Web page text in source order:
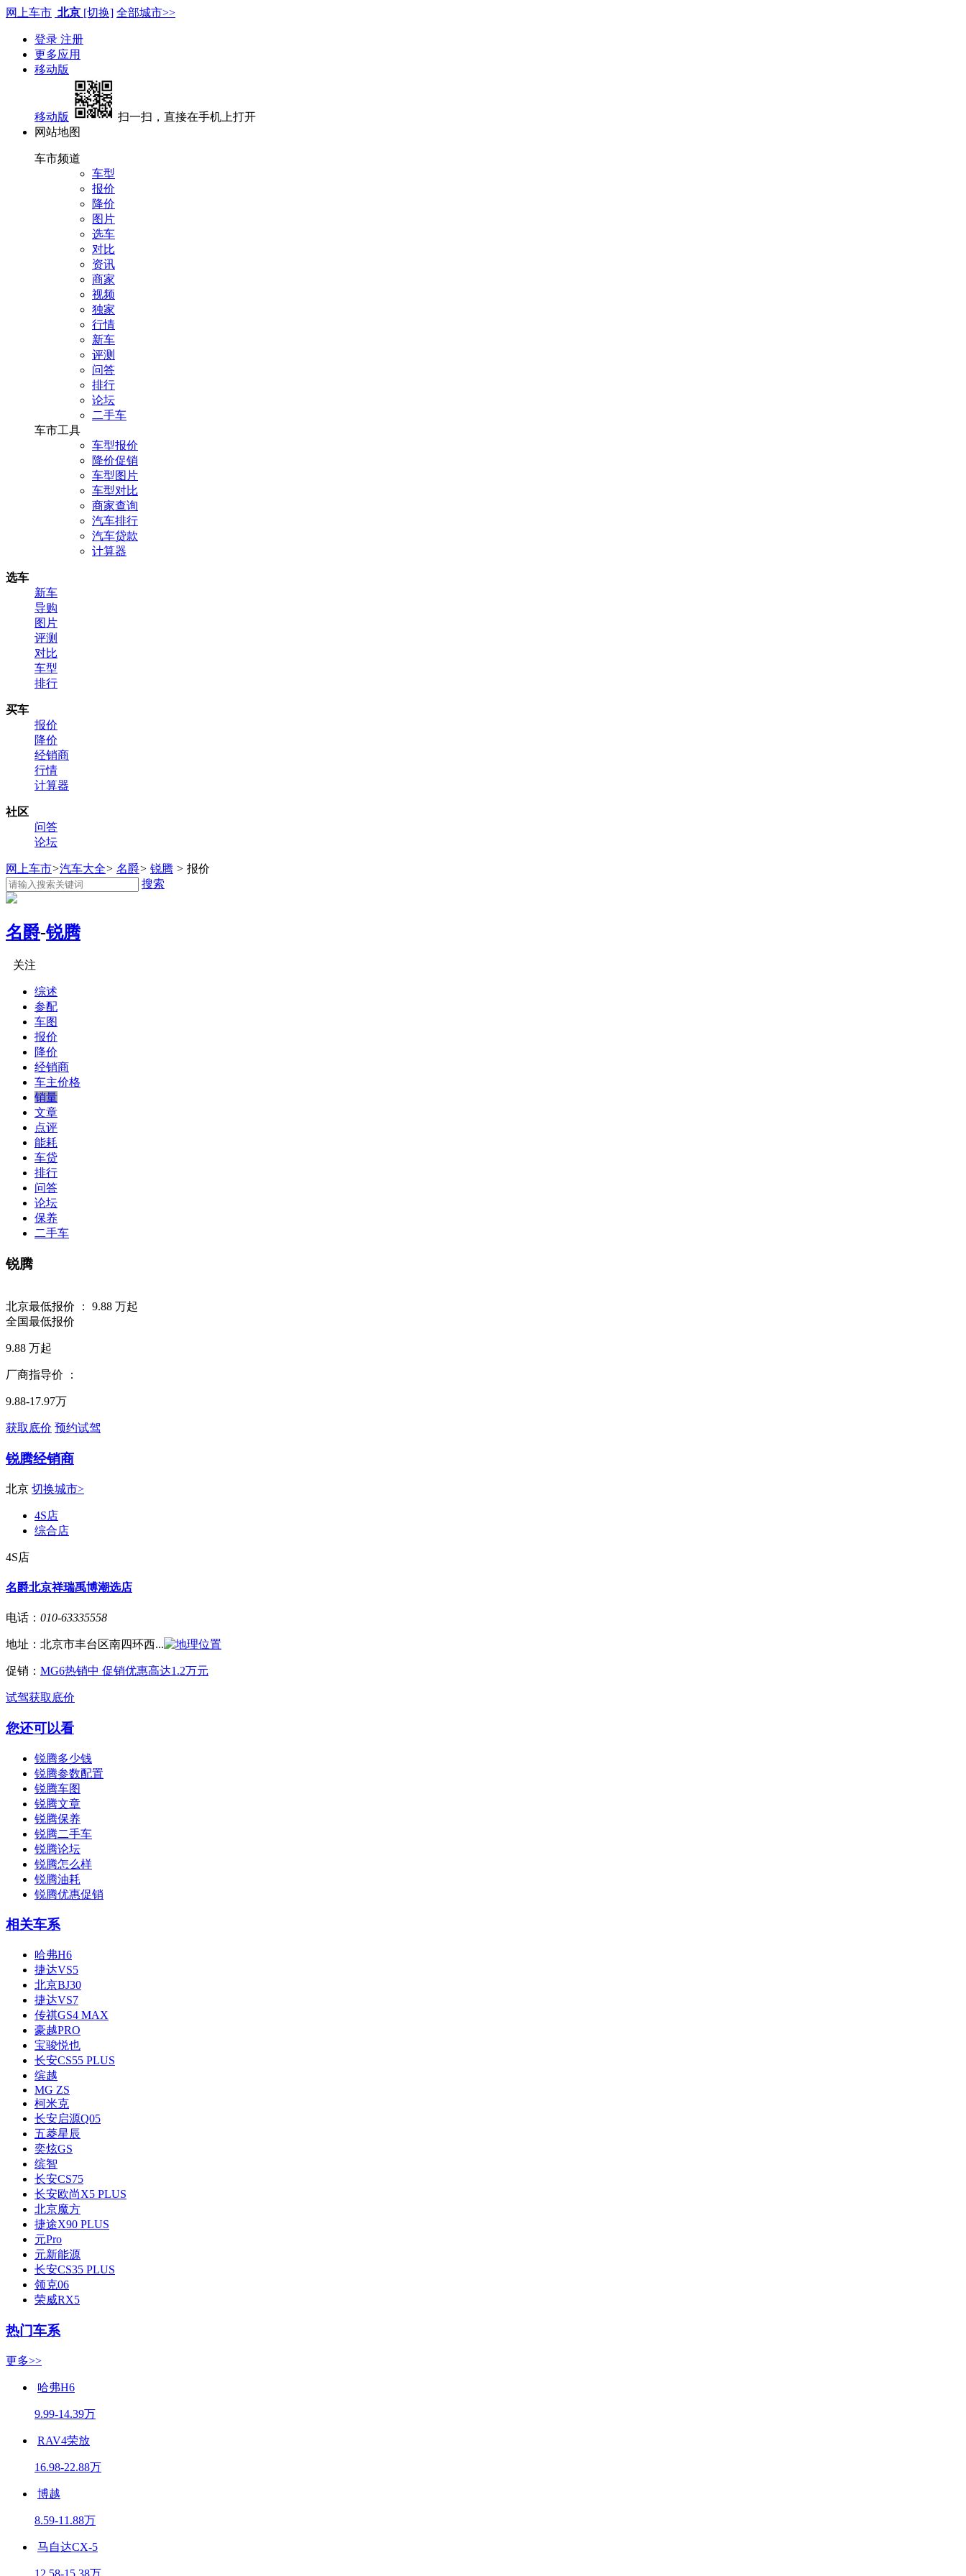
网上车市 北京 [切换] 全部城市>>
登录 注册
更多应用
移动版
移动版
扫一扫，直接在手机上打开
网站地图
车市频道
车型
报价
降价
图片
选车
对比
资讯
商家
视频
独家
行情
新车
评测
问答
排行
论坛
二手车
车市工具
车型报价
降价促销
车型图片
车型对比
商家查询
汽车排行
汽车贷款
计算器
选车
新车
导购
图片
评测
对比
车型
排行
买车
报价
降价
经销商
行情
计算器
社区
问答
论坛
网上车市>汽车大全> 名爵> 锐腾 > 报价
搜索
名爵-锐腾
关注
综述
参配
车图
报价
降价
经销商
车主价格
销量
文章
点评
能耗
车贷
排行
问答
论坛
保养
二手车
锐腾
北京最低报价 ： 9.88 万起
全国最低报价
9.88 万起
厂商指导价 ：
9.88-17.97万
获取底价 预约试驾
锐腾经销商
北京 切换城市>
4S店
综合店
4S店
名爵北京祥瑞禹博潮选店
电话： 010-63335558
地址： 北京市丰台区南四环西...
促销： MG6热销中 促销优惠高达1.2万元
试驾获取底价
您还可以看
锐腾多少钱
锐腾参数配置
锐腾车图
锐腾文章
锐腾保养
锐腾二手车
锐腾论坛
锐腾怎么样
锐腾油耗
锐腾优惠促销
相关车系
哈弗H6
捷达VS5
北京BJ30
捷达VS7
传祺GS4 MAX
豪越PRO
宝骏悦也
长安CS55 PLUS
缤越
MG ZS
柯米克
长安启源Q05
五菱星辰
奕炫GS
缤智
长安CS75
长安欧尚X5 PLUS
北京魔方
捷途X90 PLUS
元Pro
元新能源
长安CS35 PLUS
领克06
荣威RX5
热门车系
更多>>
哈弗H6
9.99-14.39万
RAV4荣放
16.98-22.88万
博越
8.59-11.88万
马自达CX-5
12.58-15.38万